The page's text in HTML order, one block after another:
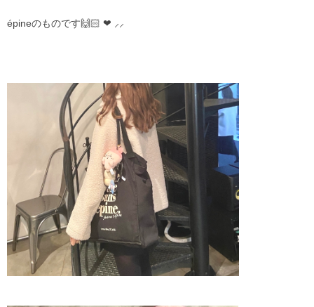
épineのものです🙌🏻 ❤︎ ⸝⸝